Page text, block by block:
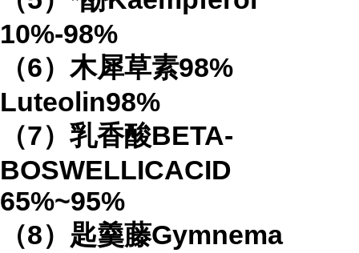
10%-98%
（6）木犀草素98%
Luteolin98%
（7）乳香酸BETA-
BOSWELLICACID
65%~95%
（8）匙羹藤Gymnema